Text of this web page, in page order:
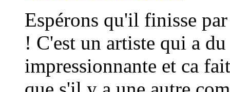
Espérons qu'il finisse
! C'est un artiste qui a
impressionnante et ca